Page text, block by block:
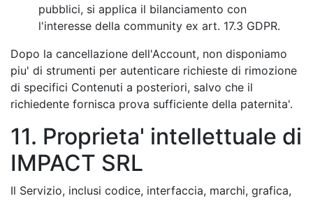
pubblici, si applica il bilanciamento con
l'interesse della community ex art. 17.3 GDPR.
Dopo la cancellazione dell'Account, non disponiamo
piu' di strumenti per autenticare richieste di rimozione
di specifici Contenuti a posteriori, salvo che il
richiedente fornisca prova sufficiente della paternita'.
11. Proprieta' intellettuale di
IMPACT SRL
Il Servizio, inclusi codice, interfaccia, marchi, grafica,